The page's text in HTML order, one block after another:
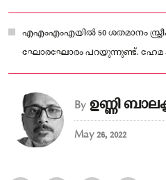
എഎംഎംഎയിൽ 50 ശതമാനം
ഘോരഘോരം പറയുന്നുണ്ട്. ഹേമ
അവർക്ക് ചോദിച്ചൂടേ?
By ഉണ്ണി
May 26, 2022